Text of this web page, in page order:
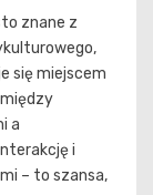
znane z
się miejscem
a
i
– to szansa,